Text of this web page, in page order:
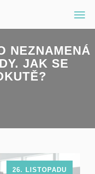
NEZNAMENÁ
JAK SE
26. LISTOPADU